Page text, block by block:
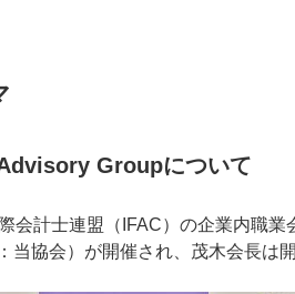
Groupについて
会計士連盟（IFAC）の企業内職
当協会）が開催され、茂木会長は